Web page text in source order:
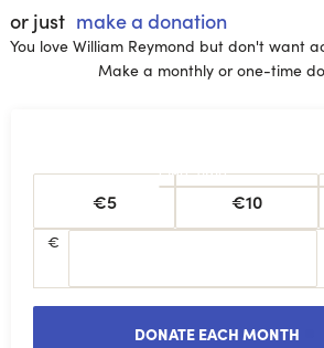
or just make a donation
You love William Reymond but don't want
Make a monthly or one-time
One-time
€5 €10
€
DONATE EACH MONTH